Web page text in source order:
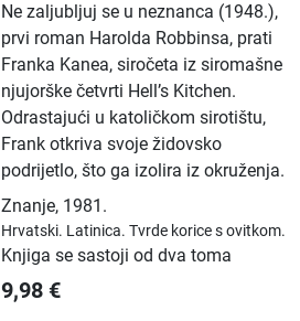
Ne zaljubljuj se u neznanca (1948.),
prvi roman Harolda Robbinsa, prati
Franka Kanea, siročeta iz siromašne
njujorške četvrti Hell’s Kitchen.
Odrastajući u katoličkom sirotištu,
Frank otkriva svoje židovsko
podrijetlo, što ga izolira iz okruženja.
Znanje, 1981.
Hrvatski. Latinica.Tvrde korice s ovitkom.
Knjiga se sastoji od dva toma
9,98 €